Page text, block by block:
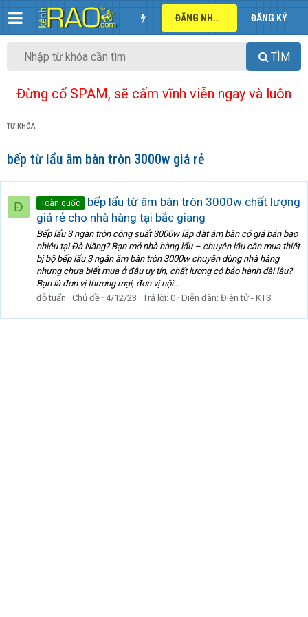
ĐĂNG NHẬP ĐĂNG KÝ
TÌM
Đừng cố SPAM, sẽ cấm vĩnh viễn ngay và luôn
TỪ KHÓA
bếp từ lẩu âm bàn tròn 3000w giá rẻ
Đ Toàn quốc
bếp lẩu từ âm bàn tròn 3000w chất lượng
giá rẻ cho nhà hàng tại bắc giang
Bếp lẩu 3 ngăn tròn công suất 3000w lắp đặt âm bàn có giá bán bao
nhiêu tại Đà Nẵng? Bạn mở nhà hàng lẩu – chuyên lẩu cần mua thiết
bị bộ bếp lẩu 3 ngăn âm bàn tròn 3000w chuyên dùng nhà hàng
nhưng chưa biết mua ở đâu uy tín, chất lượng có bảo hành dài lâu?
Bạn là đơn vị thương mại, đơn vị nội...
đỗ tuấn
Chủ đề 4/12/23 Trả lời: 0 Diễn đàn: Điện tử - KTS